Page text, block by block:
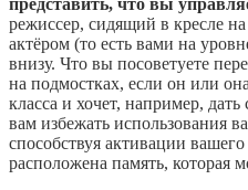
представить, что вы
режиссер, сидящий в кресле
актёром (то есть вами на
внизу. Что вы посоветуете
на подмостках, если он или
класса и хочет, например,
вам избежать использования
способствуя активации
расположена память, которая